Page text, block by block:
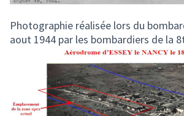
Photographie réalisée lors du
aout 1944 par les bombardiers de la